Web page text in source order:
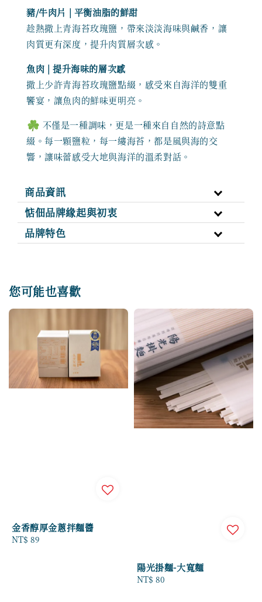
豬/牛肉片 | 平衡油脂的鮮甜
趁熱撒上青海苔玫瑰鹽，帶來淡淡海味與鹹香，讓
肉質更有深度，提升肉質層次感。
魚肉 | 提升海味的層次感
撒上少許青海苔玫瑰鹽點綴，感受來自海洋的雙重
饗宴，讓魚肉的鮮味更明亮。
不僅是一種調味，更是一種來自自然的詩意點
綴。每一顆鹽粒，每一縷海苔，都是風與海的交
響，讓味蕾感受大地與海洋的溫柔對話。
商品資訊
惦佃品牌緣起與初衷
品牌特色
您可能也喜歡
金香醇厚金蔥拌麵醬
Regular
NT$ 89
陽光掛麵-大寬麵
Regular
NT$ 80